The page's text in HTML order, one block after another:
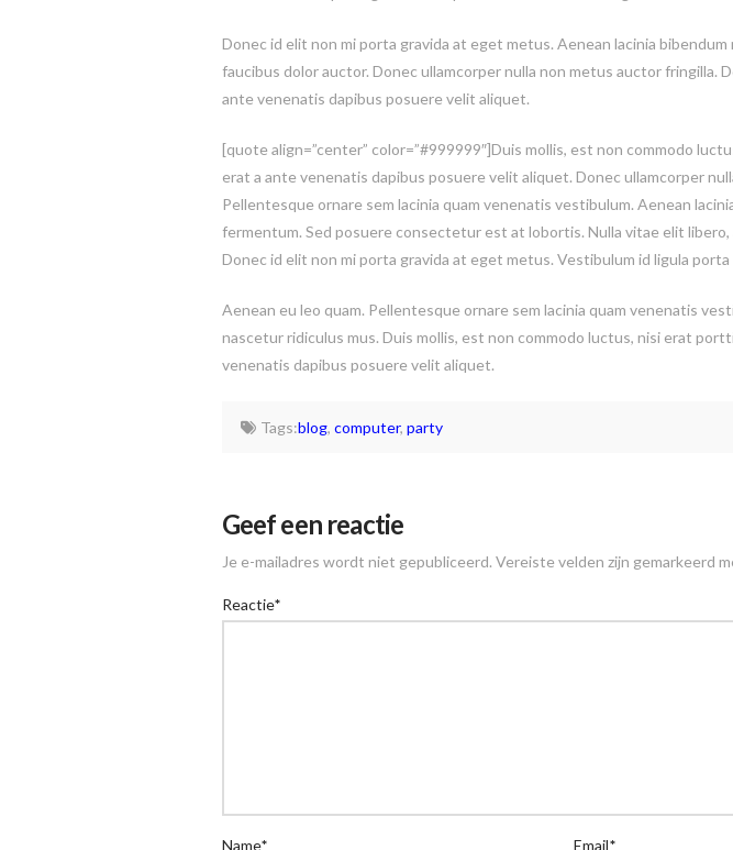
Donec id elit non mi porta gravida at eget metus. Aenean lacinia
faucibus dolor auctor. Donec ullamcorper nulla non metus auctor
ante venenatis dapibus posuere velit aliquet.
[quote align=”center” color=”#999999″]Duis mollis, est non commodo
erat a ante venenatis dapibus posuere velit aliquet. Donec ullamcorper
Pellentesque ornare sem lacinia quam venenatis vestibulum. Aenean
fermentum. Sed posuere consectetur est at lobortis. Nulla vitae elit
Donec id elit non mi porta gravida at eget metus. Vestibulum id ligula
Aenean eu leo quam. Pellentesque ornare sem lacinia quam venenatis
nascetur ridiculus mus. Duis mollis, est non commodo luctus, nisi erat
venenatis dapibus posuere velit aliquet.
Tags:blog,computer,party
Geef een reactie
Je e-mailadres wordt niet gepubliceerd. Vereiste velden zijn gemarkeerd
Reactie*
Name* Email*